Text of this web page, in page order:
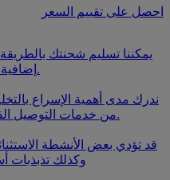
احصل على تقييم السعر
يمكننا تسليم شحنتك
إضافية مرنة تلبي مختلف احتياجات الشحن.
ندرك مدى أهمية الإسراع
من خدمات التوصيل القياسية والمتخصصة لضمان السرعة.
قد تؤدي بعض الأنشطة
وكذلك تذبذبات